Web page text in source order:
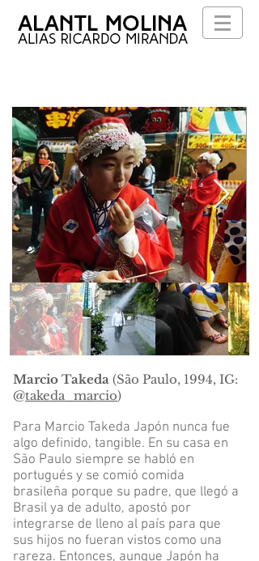
Marcio Takeda (São Paulo, 1994, IG:
@takeda_marcio)
Para Marcio Takeda Japón nunca fue
algo definido, tangible. En su casa en
São Paulo siempre se habló en
portugués y se comió comida
brasileña porque su padre, que llegó a
Brasil ya de adulto, apostó por
integrarse de lleno al país para que
sus hijos no fueran vistos como una
rareza. Entonces, aunque Japón ha